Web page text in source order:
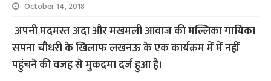
October 14, 2018
अपनी मदमस्त अदा और मखमली आवाज की मल्लिका गायिका
सपना चौधरी के खिलाफ लखनऊ के एक कार्यक्रम में में नहीं
पहुंचने की वजह से मुकदमा दर्ज हुआ है।